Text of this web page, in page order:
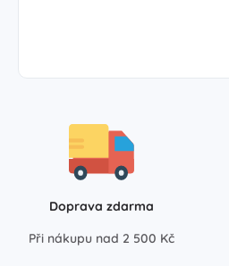
Doprava zdarma
Při nákupu nad 2 500 Kč